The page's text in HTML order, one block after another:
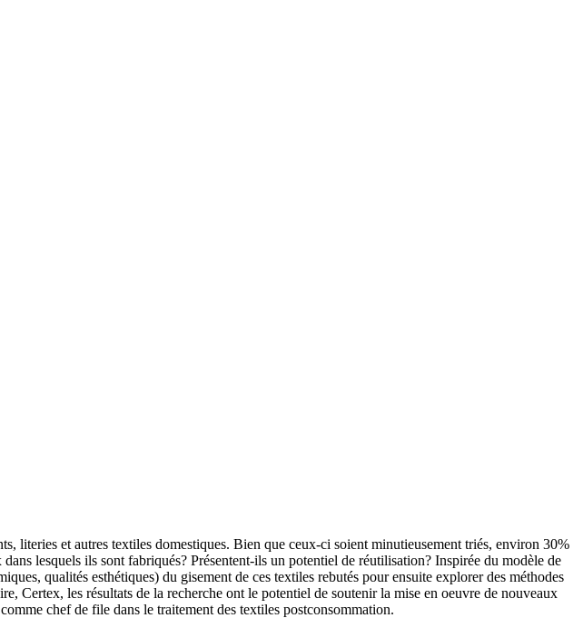
literies et autres textiles domestiques. Bien que ceux-ci soient minutieusement triés, environ 30%
lesquels ils sont fabriqués? Présentent-ils un potentiel de réutilisation? Inspirée du modèle de
qualités esthétiques) du gisement de ces textiles rebutés pour ensuite explorer des méthodes
Certex, les résultats de la recherche ont le potentiel de soutenir la mise en oeuvre de nouveaux
chef de file dans le traitement des textiles postconsommation.